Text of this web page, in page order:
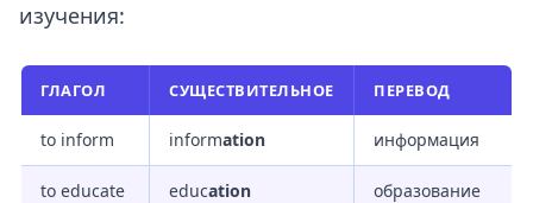
изучения:
ГЛАГОЛ СУЩЕСТВИТЕЛЬНОЕ ПЕРЕВОД
to inform information информация
to educate education образование